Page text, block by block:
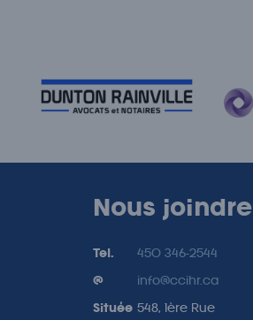
Nous joindre
Tel. 450 346-2544
@ info@ccihr.ca
Située 548, 1ère Rue